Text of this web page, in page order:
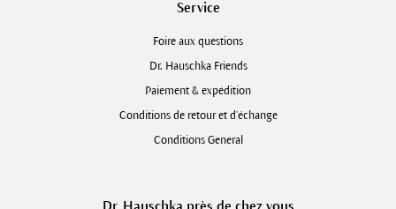
Service
Foire aux questions
Dr. Hauschka Friends
Paiement & expédition
Conditions de retour et d'échange
Conditions General